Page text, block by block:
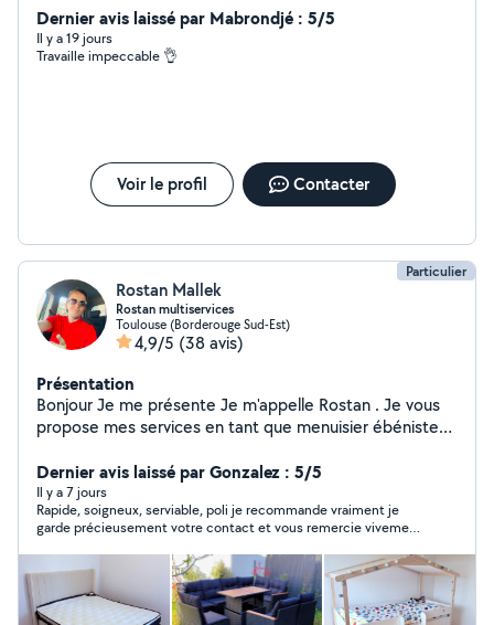
Je réalise des travaux de plomberie (fuites d'eau,
réparations, entretien de peinture, de montage de
cuisines et d'assemblage de meubles. je suis disponible
Dernier avis laissé par Mabrondjé : 5/5
Il y a 19 jours
Travaille impeccable 👌
Voir le profil Contacter
Particulier
Rostan Mallek
Rostan multiservices
Toulouse (Borderouge Sud-Est)
4,9/5 (38 avis)
Présentation
Bonjour Je me présente Je m'appelle Rostan . Je vous
propose mes services en tant que menuisier ébéniste
sérieux et ponctuel . Montage et démontage de tous
genres de meubles. Fixation tableau, cadre sur mur en
béton et Placo . Remarque importante N'hésitez pas à
me contacter pour plus d'informations ou devis rapide .
Rostan
Dernier avis laissé par Gonzalez : 5/5
Il y a 7 jours
Rapide, soigneux, serviable, poli je recommande vraiment je
garde précieusement votre contact et vous remercie vivement